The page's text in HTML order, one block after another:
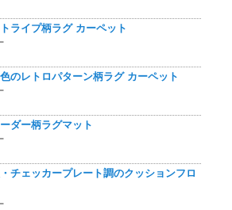
ライプ柄ラグ カーペット
のレトロパターン柄ラグ カーペット
ダー柄ラグマット
チェッカープレート調のクッションフロ